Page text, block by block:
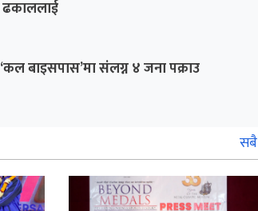
ढकाललाई
‘कल बाइसपास’मा संलग्न ४ जना पक्राउ
सबै